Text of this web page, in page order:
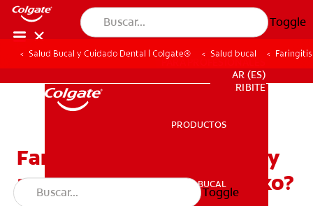
Toggle
SALUD BUCAL
PARA PROFESIONALES
AR (ES)
SUSCRIBITE
PRODUCTOS
SALUD BUCAL
Toggle
Salud Bucal y Cuidado Dental | Colgate® Salud bucal
Faringitis estreptocócica y
amígdalas: ¿Cuál es el nexo?